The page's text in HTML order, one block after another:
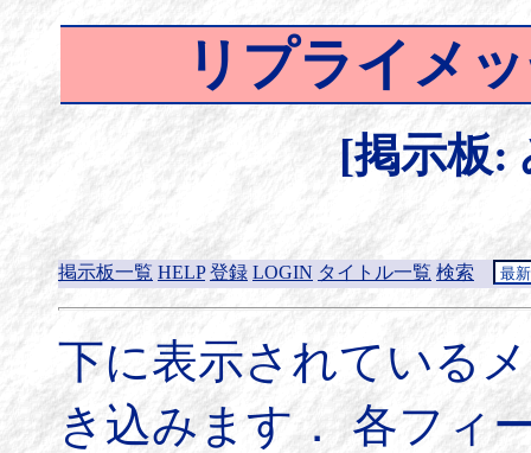
リプライメ
[掲示板:
掲示板一覧 HELP 登録 LOGIN タイトル一覧 検索
下に表示されている
き込みます． 各フィ